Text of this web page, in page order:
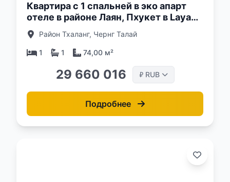
Квартира с 1 спальней в эко апарт
отеле в районе Лаян, Пхукет в Layan
Green Park
Район Тхаланг, Чернг Талай
1 1 74,00 м²
29 660 016 ₽ RUB
Подробнее